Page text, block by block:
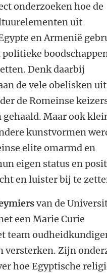
onderzoeken hoe de
uit
en Armenië
politieke
Denk daarbij
de vele obelisken uit
de Romeinse
gehaald. Maar ook
kunstvormen
elite omarmd en
eigen status en
en luister bij te
van de
een Marie Curie
team
versterken. Zijn
hoe Egyptische